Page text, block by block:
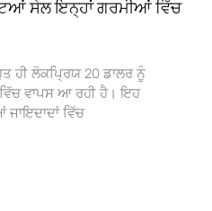
ਸੇਲ ਇਨ੍ਹਾਂ ਗਰਮੀਆਂ ਵਿੱਚ
ਹੀ ਲੋਕਪ੍ਰਿਯ 20 ਡਾਲਰ ਨੂੰ
ਵਾਪਸ ਆ ਰਹੀ ਹੈ। ਇਹ
ਵਿੱਚ